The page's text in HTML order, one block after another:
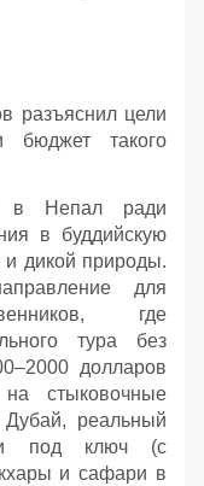
разъяснил цели
такого
в Непал ради
в буддийскую
и дикой природы.
для
где
тура без
долларов
стыковочные
реальный
под ключ (с
и сафари в